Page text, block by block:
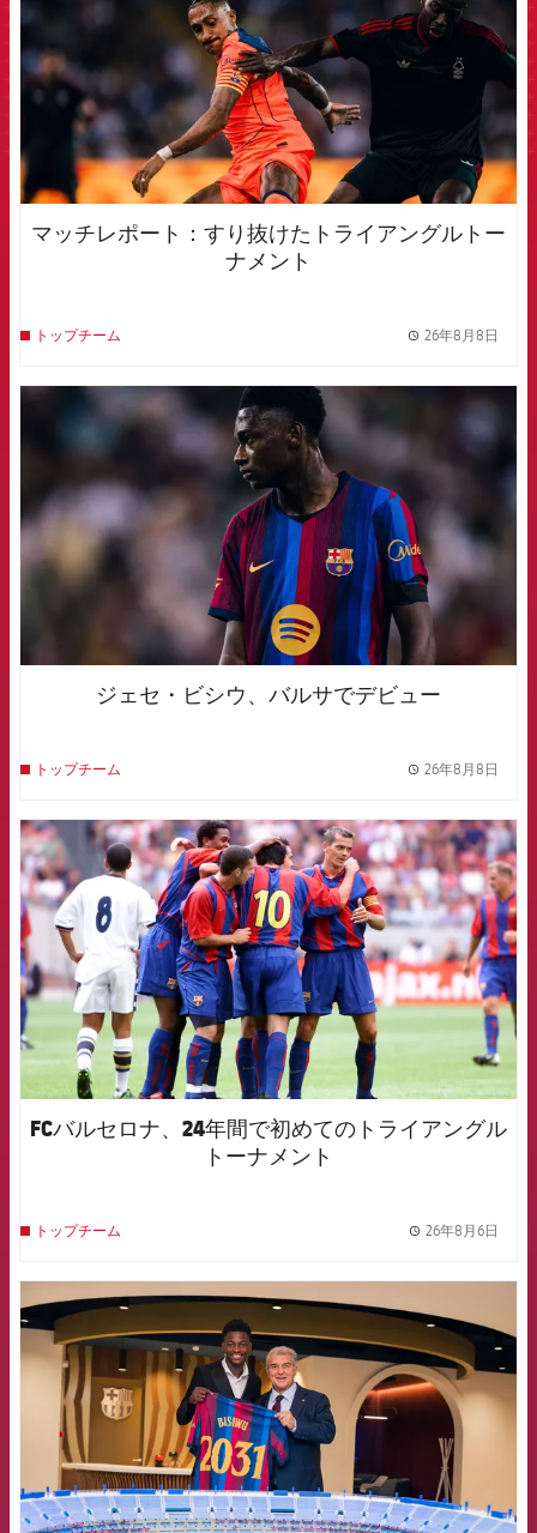
マッチレポート：すり抜けたトライアングルトー
ナメント
トップチーム 26年8月8日
FCB Barcelona badge
ジェセ・ビシウ、バルサでデビュー
トップチーム 26年8月8日
FCB Barcelona badge
FCバルセロナ、24年間で初めてのトライアングル
トーナメント
トップチーム 26年8月6日